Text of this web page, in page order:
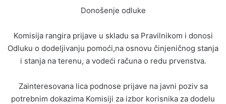
Donošenje odluke
Komisija rangira prijave u skladu sa Pravilnikom i donosi
Odluku o dodeljivanju pomoći,na osnovu činjeničnog stanja
i stanja na terenu, a vodeći računa o redu prvenstva.
Zainteresovana lica podnose prijave na javni poziv sa
potrebnim dokazima Komisiji za izbor korisnika za dodelu